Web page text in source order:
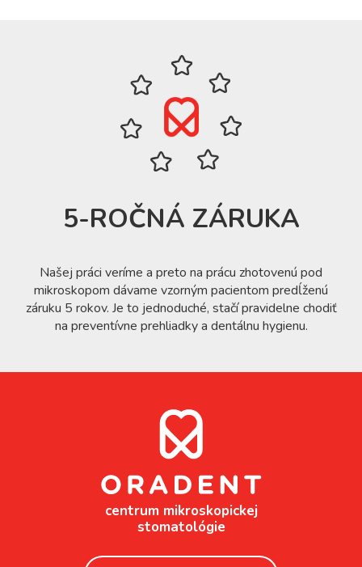
5-ROČNÁ ZÁRUKA
Našej práci veríme a preto na prácu zhotovenú pod
mikroskopom dávame vzorným pacientom predĺženú
záruku 5 rokov. Je to jednoduché, stačí pravidelne chodiť
na preventívne prehliadky a dentálnu hygienu.
centrum mikroskopickej
stomatológie